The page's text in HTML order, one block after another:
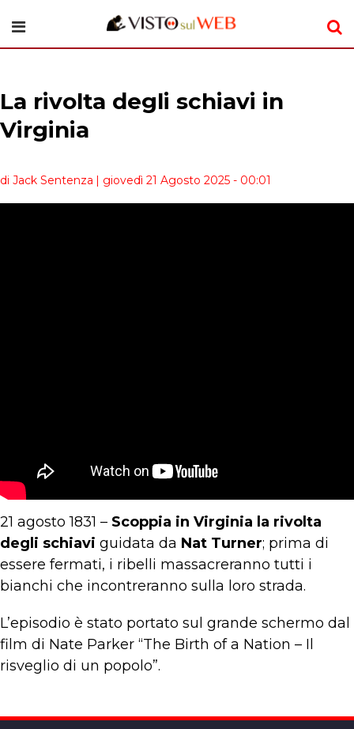
La rivolta degli schiavi in
Virginia
di Jack Sentenza | giovedì 21 Agosto 2025 - 00:01
21 agosto 1831 – Scoppia in Virginia la rivolta
degli schiavi guidata da Nat Turner; prima di
essere fermati, i ribelli massacreranno tutti i
bianchi che incontreranno sulla loro strada.
L’episodio è stato portato sul grande schermo dal
film di Nate Parker “The Birth of a Nation – Il
risveglio di un popolo”.